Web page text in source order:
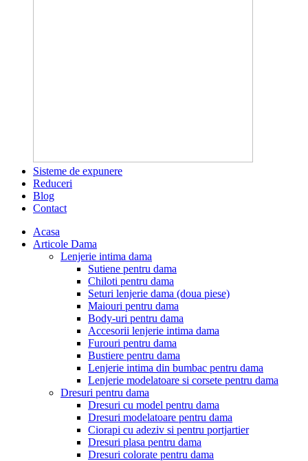
Sisteme de expunere
Reduceri
Blog
Contact
Acasa
Articole Dama
Lenjerie intima dama
Sutiene pentru dama
Chiloti pentru dama
Seturi lenjerie dama (doua piese)
Maiouri pentru dama
Body-uri pentru dama
Accesorii lenjerie intima dama
Furouri pentru dama
Bustiere pentru dama
Lenjerie intima din bumbac pentru dama
Lenjerie modelatoare si corsete pentru dama
Dresuri pentru dama
Dresuri cu model pentru dama
Dresuri modelatoare pentru dama
Ciorapi cu adeziv si pentru portjartier
Dresuri plasa pentru dama
Dresuri colorate pentru dama